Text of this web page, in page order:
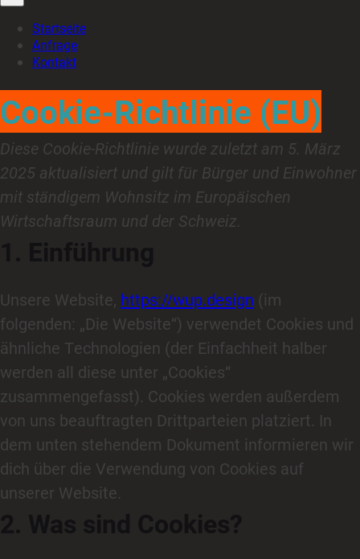
Startseite
Anfrage
Kontakt
Cookie-Richtlinie (EU)
Diese Cookie-Richtlinie wurde zuletzt am 5. März
2025 aktualisiert und gilt für Bürger und Einwohner
mit ständigem Wohnsitz im Europäischen
Wirtschaftsraum und der Schweiz.
Unsere Website, https://wup.design (im
folgenden: „Die Website“) verwendet Cookies und
ähnliche Technologien (der Einfachheit halber
werden all diese unter „Cookies“
zusammengefasst). Cookies werden außerdem
von uns beauftragten Drittparteien platziert. In
dem unten stehendem Dokument informieren wir
dich über die Verwendung von Cookies auf
unserer Website.